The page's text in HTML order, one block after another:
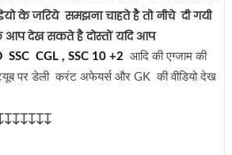
के जरिये समझना चाहते है तो नीचे दी गयी
आप देख सकते हैदोस्तों यदि आप
SSC CGL , SSC 10 +2 आदि की एग्जाम की
पर डेली करंट अफेयर्स और GK की वीडियो देख